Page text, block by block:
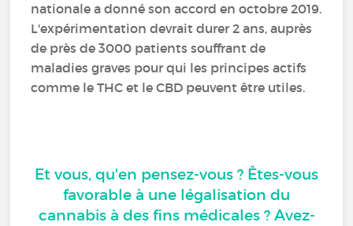
nationale a donné son accord en octobre 2019.
L'expérimentation devrait durer 2 ans, auprès
de près de 3000 patients souffrant de
maladies graves pour qui les principes actifs
comme le THC et le CBD peuvent être utiles.
Et vous, qu'en pensez-vous ? Êtes-vous
favorable à une légalisation du
cannabis à des fins médicales ? Avez-